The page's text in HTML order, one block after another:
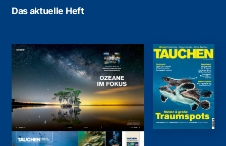
Das aktuelle Heft